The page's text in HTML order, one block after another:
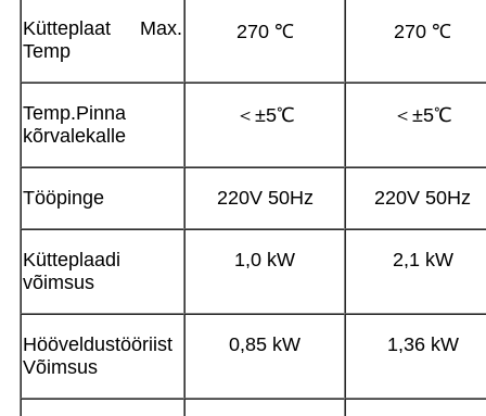
Kütteplaat Max.
Temp
270 ℃ 270 ℃
Temp.Pinna
kõrvalekalle
＜±5℃ ＜±5℃
Tööpinge 220V 50Hz 220V 50Hz
Kütteplaadi
võimsus
1,0 kW 2,1 kW
Hööveldustööriist
Võimsus
0,85 kW 1,36 kW